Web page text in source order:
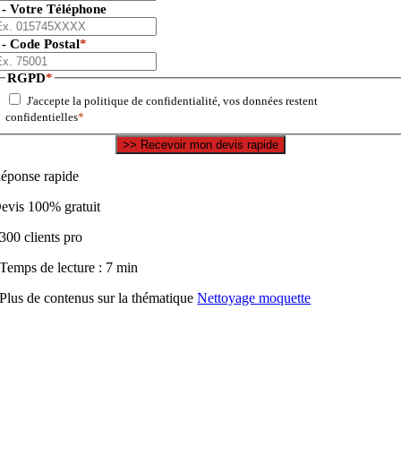
- Votre Téléphone
Code Postal*
RGPD*
J'accepte la politique de confidentialité, vos données restent
confidentielles*
rapide
100% gratuit
clients pro
Temps de lecture : 7 min
Plus de contenus sur la thématiqueNettoyage moquette